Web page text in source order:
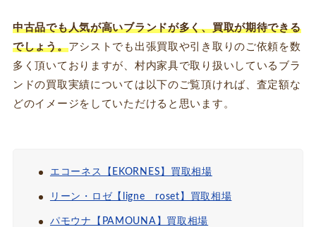
中古品でも人気が高いブランドが多く、買取が期待できる
でしょう。アシストでも出張買取や引き取りのご依頼を数
多く頂いておりますが、村内家具で取り扱いしているブラ
ンドの買取実績については以下のご覧頂ければ、査定額な
どのイメージをしていただけると思います。
エコーネス【EKORNES】買取相場
リーン・ロゼ【ligne roset】買取相場
パモウナ【PAMOUNA】買取相場